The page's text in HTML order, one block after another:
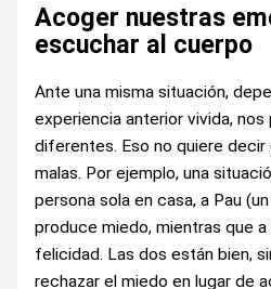
Acoger nuestras
escuchar al cuerpo
Ante una misma situación,
experiencia anterior vivida,
diferentes. Eso no quiere decir
malas. Por ejemplo, una
persona sola en casa, a Pau
produce miedo, mientras que
felicidad. Las dos están bien,
rechazar el miedo en lugar de